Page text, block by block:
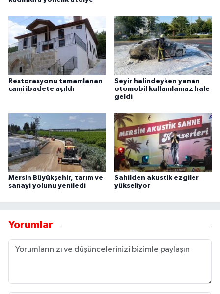
Restorasyonu tamamlanan
cami ibadete açıldı
Seyir halindeyken yanan
otomobil kullanılamaz hale
geldi
Mersin Büyükşehir, tarım ve
sanayi yolunu yeniledi
Sahilden akustik ezgiler
yükseliyor
Yorumlar